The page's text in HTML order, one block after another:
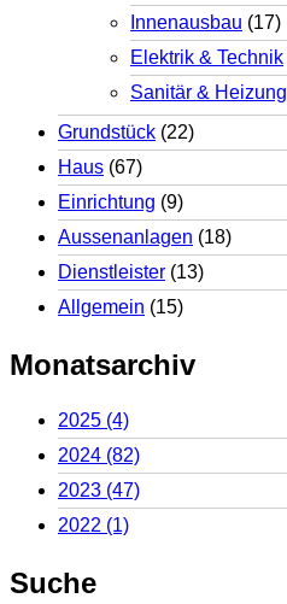
Innenausbau (17)
Elektrik & Technik
Sanitär & Heizung
Grundstück (22)
Haus (67)
Einrichtung (9)
Aussenanlagen (18)
Dienstleister (13)
Allgemein (15)
Monatsarchiv
2025 (4)
2024 (82)
2023 (47)
2022 (1)
Suche